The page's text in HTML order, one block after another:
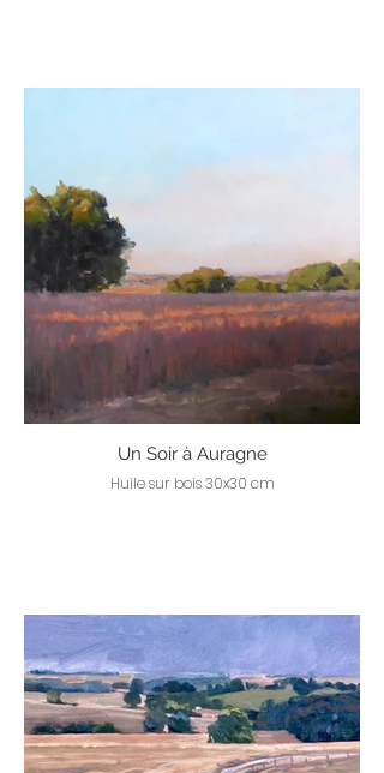
Un Soir à Auragne
Huile sur bois 30x30 cm